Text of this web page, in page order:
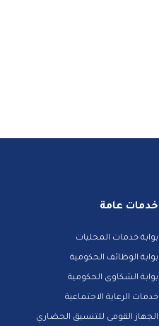
خدمات عامة
بوابة خدمات المحليات
بوابة الوظائف الحكومية
بوابة الشكاوى الحكومية
خدمات الرعاية الاجتماعية
الجهاز القومى للتنسيق الحضاري